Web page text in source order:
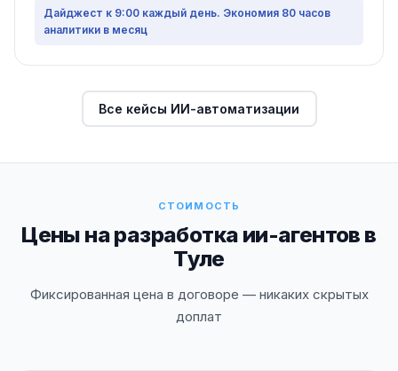
Дайджест к 9:00 каждый день. Экономия 80 часов
аналитики в месяц
Все кейсы ИИ-автоматизации
СТОИМОСТЬ
Цены на разработка ии-агентов в
Туле
Фиксированная цена в договоре — никаких скрытых
доплат